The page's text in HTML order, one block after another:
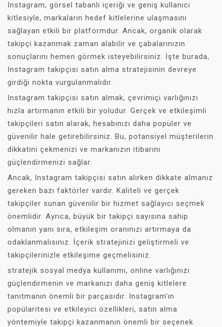
Instagram, görsel tabanlı içeriği ve geniş kullanıcı
kitlesiyle, markaların hedef kitlelerine ulaşmasını
sağlayan etkili bir platformdur. Ancak, organik olarak
takipçi kazanmak zaman alabilir ve çabalarınızın
sonuçlarını hemen görmek isteyebilirsiniz. İşte burada,
Instagram takipçisi satın alma stratejisinin devreye
girdiği nokta vurgulanmalıdır.
Instagram takipçisi satın almak, çevrimiçi varlığınızı
hızla artırmanın etkili bir yoludur. Gerçek ve etkileşimli
takipçileri satın alarak, hesabınızı daha popüler ve
güvenilir hale getirebilirsiniz. Bu, potansiyel müşterilerin
dikkatini çekmenizi ve markanızın itibarını
güçlendirmenizi sağlar.
Ancak, Instagram takipçisi satın alırken dikkate almanız
gereken bazı faktörler vardır. Kaliteli ve gerçek
takipçiler sunan güvenilir bir hizmet sağlayıcı seçmek
önemlidir. Ayrıca, büyük bir takipçi sayısına sahip
olmanın yanı sıra, etkileşim oranınızı artırmaya da
odaklanmalısınız. İçerik stratejinizi geliştirmeli ve
takipçilerinizle etkileşime geçmelisiniz.
stratejik sosyal medya kullanımı, online varlığınızı
güçlendirmenin ve markanızı daha geniş kitlelere
tanıtmanın önemli bir parçasıdır. Instagram'ın
popülaritesi ve etkileyici özellikleri, satın alma
yöntemiyle takipçi kazanmanın önemli bir seçenek